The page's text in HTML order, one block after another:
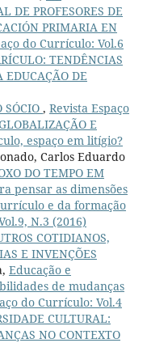
DE PROFESORES DE
PRIMARIA EN
do Currículo: Vol.6
TENDÊNCIAS
EDUCAÇÃO DE
SÓCIO , Revista Espaço
E
espaço em litígio?
Carlos Eduardo
DO TEMPO EM
pensar as dimensões
e da formação
N.3 (2016)
COTIDIANOS,
E INVENÇÕES
Educação e
de mudanças
do Currículo: Vol.4
CULTURAL:
NO CONTEXTO